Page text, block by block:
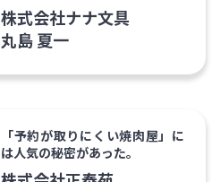
株式会社ナナ文具
丸島 夏一
「予約が取りにくい焼肉屋」に
は人気の秘密があった。